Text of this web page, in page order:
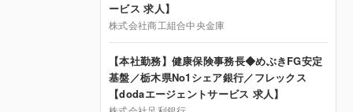
ービス 求人】
株式会社商工組合中央金庫
【本社勤務】健康保険事務長◆めぶきFG安定
基盤／栃木県No1シェア銀行／フレックス
【dodaエージェントサービス 求人】